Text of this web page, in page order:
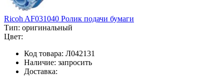
Ricoh AF031040 Ролик подачи бумаги
Тип: оригинальный
Цвет:
Код товара: Л042131
Наличие: запросить
Доставка: